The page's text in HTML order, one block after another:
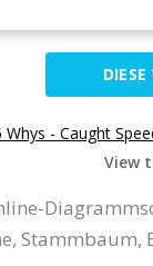
Whys - Caught
View
Stammbaum,